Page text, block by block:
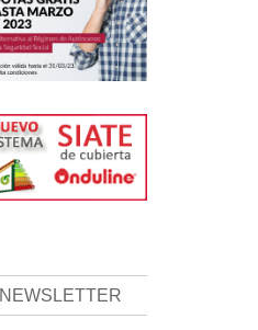
NEWSLETTER